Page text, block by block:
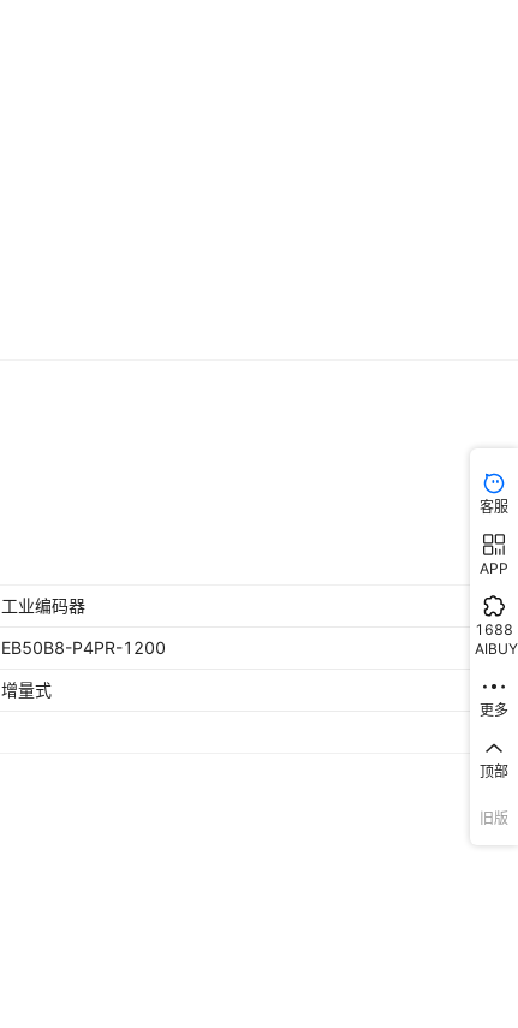
工业编码器
EB50B8-P4PR-1200
增量式
客服
APP
1688
AIBUY
更多
顶部
旧版